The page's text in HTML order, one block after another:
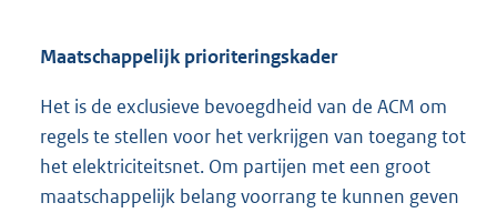
Maatschappelijk prioriteringskader
Het is de exclusieve bevoegdheid van de ACM om
regels te stellen voor het verkrijgen van toegang tot
het elektriciteitsnet. Om partijen met een groot
maatschappelijk belang voorrang te kunnen geven